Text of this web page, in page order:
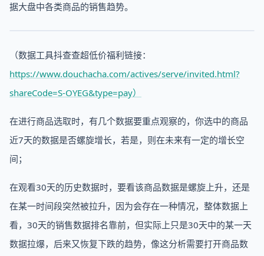
据大盘中各类商品的销售趋势。
（数据工具抖查查超低价福利链接：
https://www.douchacha.com/actives/serve/invited.html?
shareCode=S-OYEG&type=pay）
在进行商品选取时，有几个数据要重点观察的，你选中的商品
近7天的数据是否螺旋增长，若是，则在未来有一定的增长空
间；
在观看30天的历史数据时，要看该商品数据是螺旋上升，还是
在某一时间段突然被拉升，因为会存在一种情况，整体数据上
看，30天的销售数据排名靠前，但实际上只是30天中的某一天
数据拉爆，后来又恢复下跌的趋势，像这分析需要打开商品数